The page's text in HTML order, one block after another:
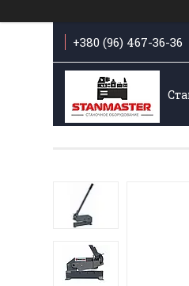
+380 (96) 467-36-36